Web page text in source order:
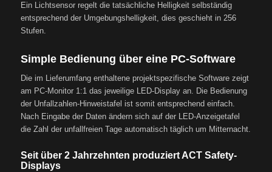
Ein Lichtsensor regelt die tatsächliche Helligkeit selbständig
entsprechend der Umgebungshelligkeit, dies geschieht in 256
Stufen.
Simple Bedienung über eine PC-Software
Die im Lieferumfang enthaltene projektspezifische Software zeigt
am PC-Monitor 1:1 das jeweilige LED-Display an. Die Bedienung
der Unfallzahlen-Hinweistafel ist somit entsprechend einfach.
Nach Eingabe der Daten ändern sich auf der LED-Anzeigetafel
die Zahl der unfallfreien Tage automatisch täglich um Mitternacht.
Seit über 2 Jahrzehnten produziert ACT Safety-
Displays